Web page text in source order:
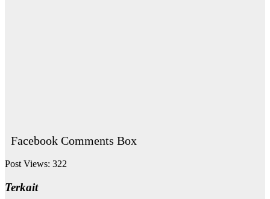
Facebook Comments Box
Post Views: 322
Terkait